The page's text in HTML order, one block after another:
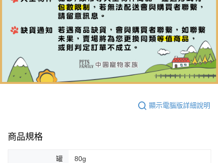
顯示電腦版詳細說明
商品規格
罐 80g